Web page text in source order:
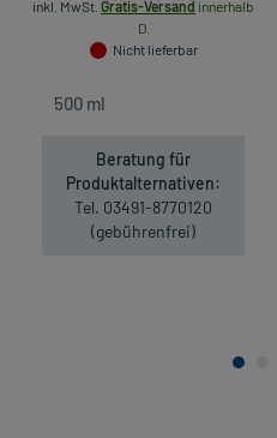
inkl. MwSt. Gratis-Versand innerhalb
D.
Nicht lieferbar
Beratung für
Produktalternativen:
Tel. 03491-8770120
(gebührenfrei)